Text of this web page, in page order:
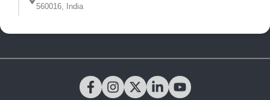
560016, India